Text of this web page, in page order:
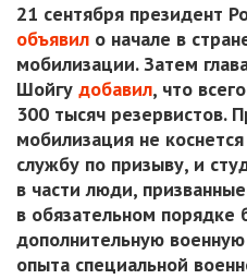
21 сентября президент
объявил о начале в
мобилизации. Затем
Шойгу добавил, что
300 тысяч резервистов.
мобилизация не
службу по призыву, и
в части люди,
в обязательном порядке
дополнительную
опыта специальной